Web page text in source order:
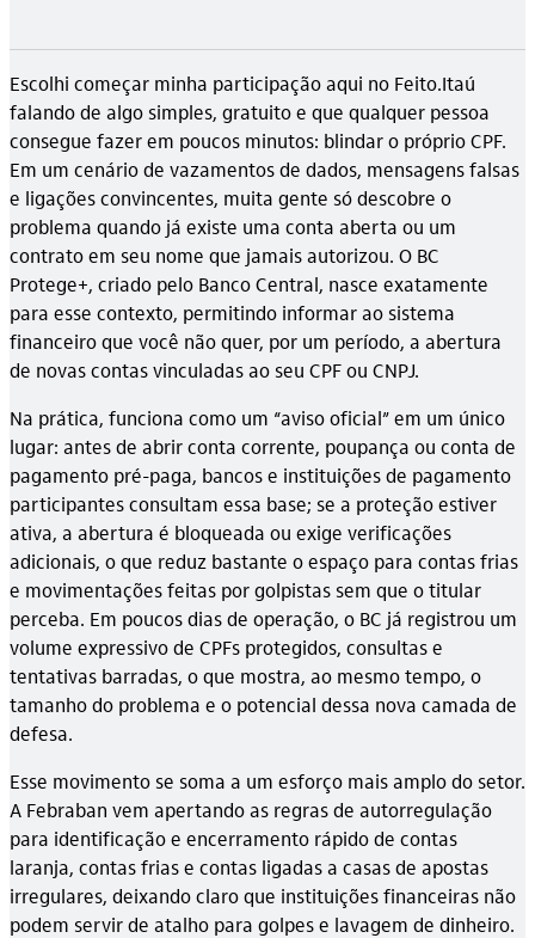
Escolhi começar minha participação aqui no Feito.Itaú
falando de algo simples, gratuito e que qualquer pessoa
consegue fazer em poucos minutos: blindar o próprio CPF.
Em um cenário de vazamentos de dados, mensagens falsas
e ligações convincentes, muita gente só descobre o
problema quando já existe uma conta aberta ou um
contrato em seu nome que jamais autorizou. O BC
Protege+, criado pelo Banco Central, nasce exatamente
para esse contexto, permitindo informar ao sistema
financeiro que você não quer, por um período, a abertura
de novas contas vinculadas ao seu CPF ou CNPJ.
Na prática, funciona como um “aviso oficial” em um único
lugar: antes de abrir conta corrente, poupança ou conta de
pagamento pré-paga, bancos e instituições de pagamento
participantes consultam essa base; se a proteção estiver
ativa, a abertura é bloqueada ou exige verificações
adicionais, o que reduz bastante o espaço para contas frias
e movimentações feitas por golpistas sem que o titular
perceba. Em poucos dias de operação, o BC já registrou um
volume expressivo de CPFs protegidos, consultas e
tentativas barradas, o que mostra, ao mesmo tempo, o
tamanho do problema e o potencial dessa nova camada de
defesa.
Esse movimento se soma a um esforço mais amplo do setor.
A Febraban vem apertando as regras de autorregulação
para identificação e encerramento rápido de contas
laranja, contas frias e contas ligadas a casas de apostas
irregulares, deixando claro que instituições financeiras não
podem servir de atalho para golpes e lavagem de dinheiro.